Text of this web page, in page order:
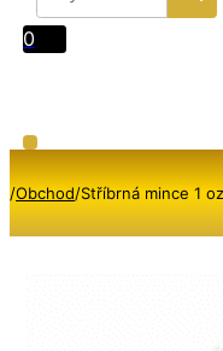
0
/Obchod/Stříbrná mince 1